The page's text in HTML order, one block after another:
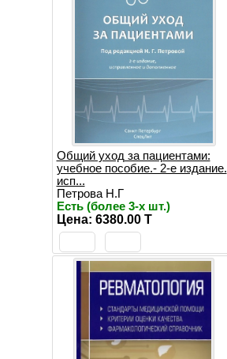
Общий уход за пациентами:
учебное пособие.- 2-е издание.
исп...
Петрова Н.Г
Есть (более 3-х шт.)
Цена: 6380.00 T